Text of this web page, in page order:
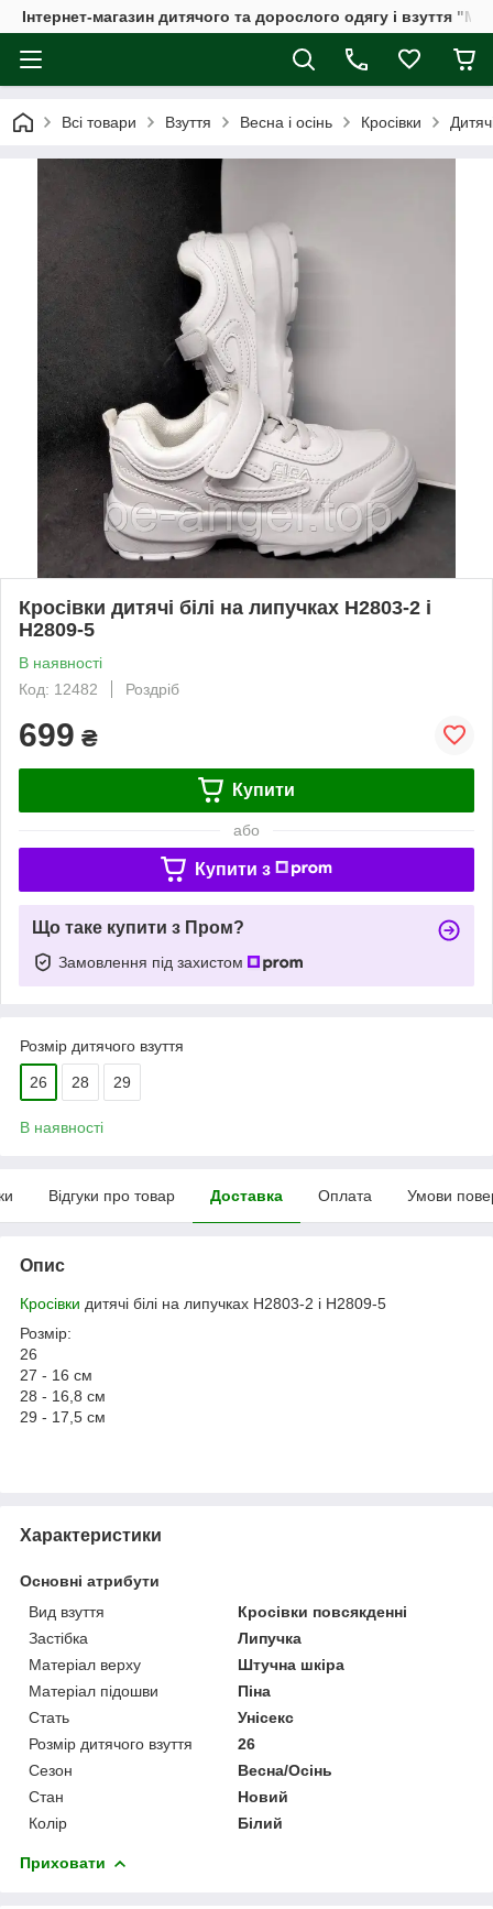
Інтернет-магазин дитячого та дорослого одягу і взуття
Всі товари Взуття Весна і осінь Кросівки
Кросівки дитячі білі на липучках Н2803-2 і
Н2809-5
В наявності
Код: 12482
Роздріб
699 ₴
Купити
або
Купити з
Що таке купити з Пром?
Замовлення під захистом
Розмір дитячого взуття
26 28 29
В наявності
Відгуки про товар Доставка Оплата Умови
Опис
Кросівки дитячі білі на липучках Н2803-2 і Н2809-5
Розмір:
26
27 - 16 см
28 - 16,8 см
29 - 17,5 см
Характеристики
Основні атрибути
Вид взуття
Кросівки повсякденні
Застібка
Липучка
Матеріал верху
Штучна шкіра
Матеріал підошви
Піна
Стать
Унісекс
Розмір дитячого взуття
26
Сезон
Весна/Осінь
Стан
Новий
Колір
Білий
Приховати